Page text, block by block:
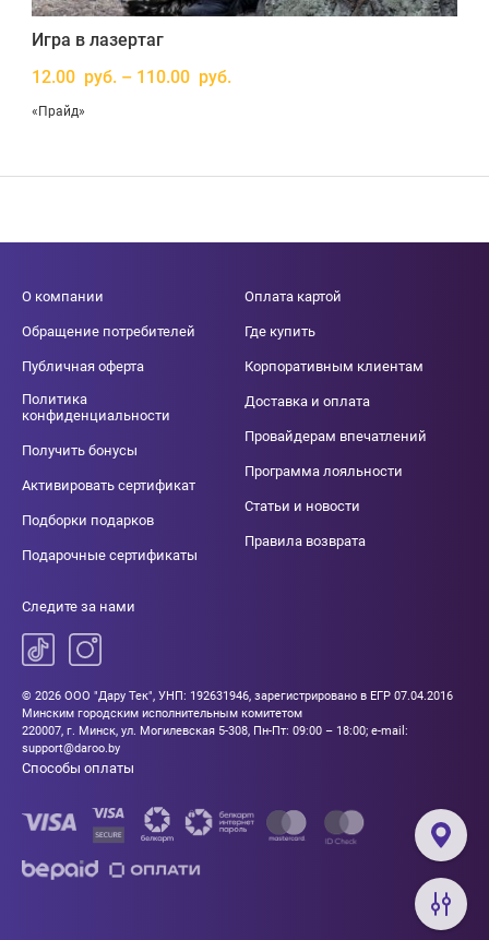
Игра в лазертаг
12.00 руб. – 110.00 руб.
«Прайд»
О компании
Обращение потребителей
Публичная оферта
Политика
конфиденциальности
Получить бонусы
Активировать сертификат
Подборки подарков
Подарочные сертификаты
Оплата картой
Где купить
Корпоративным клиентам
Доставка и оплата
Провайдерам впечатлений
Программа лояльности
Статьи и новости
Правила возврата
Следите за нами
© 2026 ООО "Дару Тек", УНП: 192631946, зарегистрировано в ЕГР 07.04.2016
Минским городским исполнительным комитетом
220007, г. Минск, ул. Могилевская 5-308, Пн-Пт: 09:00 – 18:00; e-mail:
support@daroo.by
Способы оплаты